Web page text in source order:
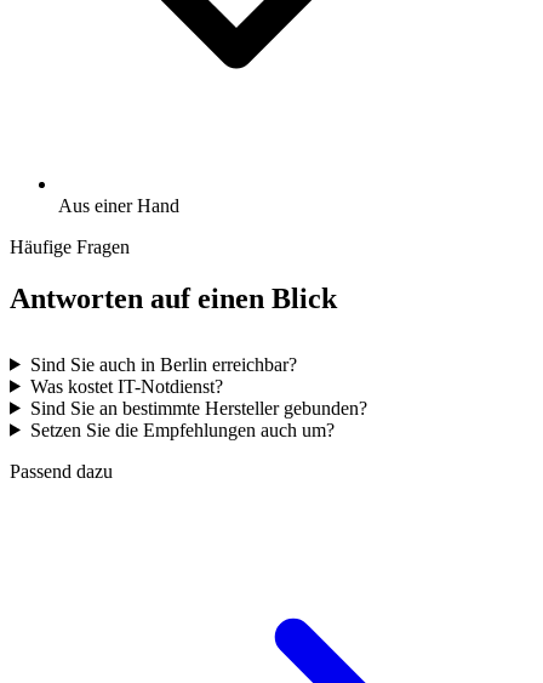
Aus einer Hand
Häufige Fragen
Antworten auf einen Blick
Sind Sie auch in Berlin erreichbar?
Was kostet IT-Notdienst?
Sind Sie an bestimmte Hersteller gebunden?
Setzen Sie die Empfehlungen auch um?
Passend dazu